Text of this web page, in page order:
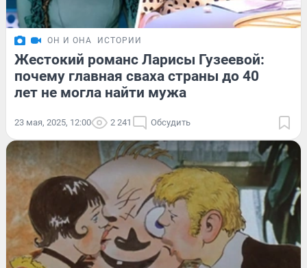
ОН И ОНА ИСТОРИИ
Жестокий романс Ларисы Гузеевой:
почему главная сваха страны до 40
лет не могла найти мужа
23 мая, 2025, 12:00 2 241 Обсудить